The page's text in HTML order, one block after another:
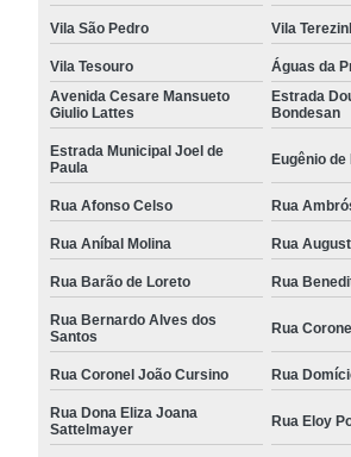
Vila São Pedro Vila
Vila Tesouro
Águas da
Avenida Cesare Mansueto
Giulio Lattes
Estrada
Bondesan
Estrada Municipal Joel de
Paula
Eugênio de
Rua Afonso Celso Rua
Rua Aníbal Molina Rua
Rua Barão de Loreto Rua
Rua Bernardo Alves dos
Santos
Rua
Rua Coronel João Cursino Rua
Rua Dona Eliza Joana
Sattelmayer
Rua Eloy